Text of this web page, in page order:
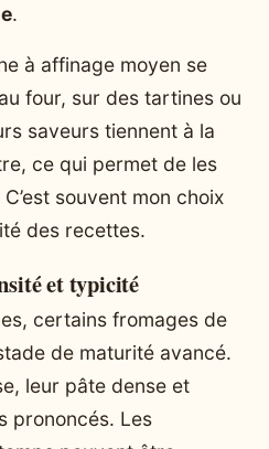
.
à affinage moyen se
four, sur des tartines ou
saveurs tiennent à la
ce qui permet de les
souvent mon choix
des recettes.
et typicité
certains fromages de
de maturité avancé.
leur pâte dense et
prononcés. Les